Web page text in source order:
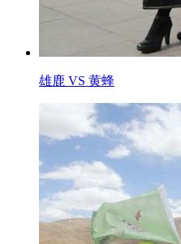
雄鹿 VS 黄蜂